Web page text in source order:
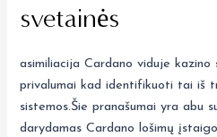
svetainės
asimiliacija Cardano viduje
privalumai kad identifikuoti tai iš
sistemos.Šie pranašumai yra abu
darydamas Cardano lošimų